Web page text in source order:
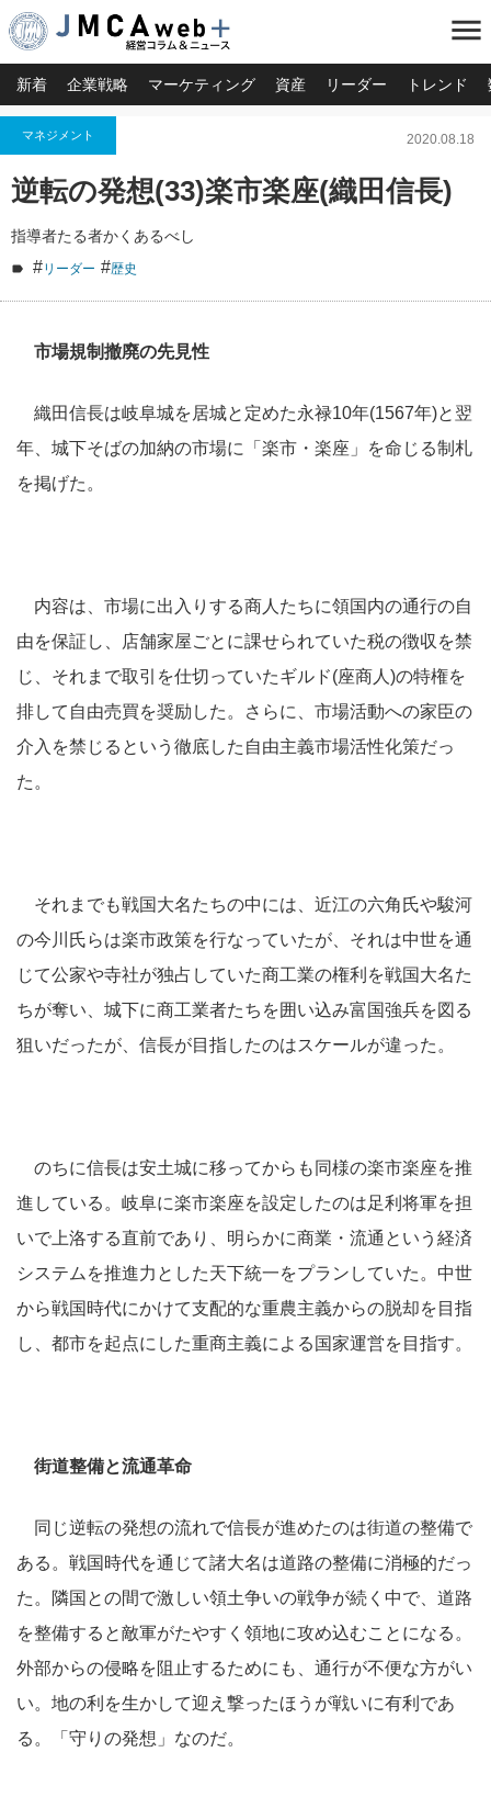
menu
新着 企業戦略 マーケティング 資産 リーダー トレンド
マネジメント 2020.08.18
逆転の発想(33)楽市楽座(織田信長)
指導者たる者かくあるべし
#リーダー #歴史
市場規制撤廃の先見性
織田信長は岐阜城を居城と定めた永禄10年(1567年)と翌
年、城下そばの加納の市場に「楽市・楽座」を命じる制札
を掲げた。
内容は、市場に出入りする商人たちに領国内の通行の自
由を保証し、店舗家屋ごとに課せられていた税の徴収を禁
じ、それまで取引を仕切っていたギルド(座商人)の特権を
排して自由売買を奨励した。さらに、市場活動への家臣の
介入を禁じるという徹底した自由主義市場活性化策だっ
た。
それまでも戦国大名たちの中には、近江の六角氏や駿河
の今川氏らは楽市政策を行なっていたが、それは中世を通
じて公家や寺社が独占していた商工業の権利を戦国大名た
ちが奪い、城下に商工業者たちを囲い込み富国強兵を図る
狙いだったが、信長が目指したのはスケールが違った。
のちに信長は安土城に移ってからも同様の楽市楽座を推
進している。岐阜に楽市楽座を設定したのは足利将軍を担
いで上洛する直前であり、明らかに商業・流通という経済
システムを推進力とした天下統一をプランしていた。中世
から戦国時代にかけて支配的な重農主義からの脱却を目指
し、都市を起点にした重商主義による国家運営を目指す。
街道整備と流通革命
同じ逆転の発想の流れで信長が進めたのは街道の整備で
ある。戦国時代を通じて諸大名は道路の整備に消極的だっ
た。隣国との間で激しい領土争いの戦争が続く中で、道路
を整備すると敵軍がたやすく領地に攻め込むことになる。
外部からの侵略を阻止するためにも、通行が不便な方がい
い。地の利を生かして迎え撃ったほうが戦いに有利であ
る。「守りの発想」なのだ。